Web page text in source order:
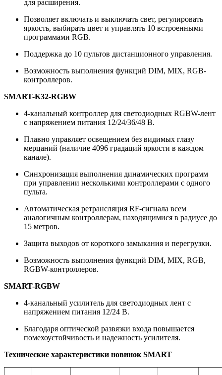
для расширения.
Позволяет включать и выключать свет, регулировать
яркость, выбирать цвет и управлять 10 встроенными
программами RGB.
Поддержка до 10 пультов дистанционного управления.
Возможность выполнения функций DIM, MIX, RGB-
контроллеров.
SMART-K32-RGBW
4-канальный контроллер для светодиодных RGBW-лент
с напряжением питания 12/24/36/48 В.
Плавно управляет освещением без видимых глазу
мерцаний (наличие 4096 градаций яркости в каждом
канале).
Синхронизация выполнения динамических программ
при управлении несколькими контроллерами с одного
пульта.
Автоматическая ретрансляция RF-сигнала всем
аналогичным контроллерам, находящимися в радиусе до
15 метров.
Защита выходов от короткого замыкания и перегрузки.
Возможность выполнения функций DIM, MIX, RGB,
RGBW-контроллеров.
SMART-RGBW
4-канальный усилитель для светодиодных лент с
напряжением питания 12/24 В.
Благодаря оптической развязки входа повышается
помехоустойчивость и надежность усилителя.
Технические характеристики новинок SMART